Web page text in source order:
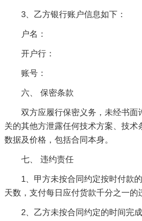
3、乙方银行账户信息如下：
户名：
开户行：
账号：
六、 保密条款
双方应履行保密义务，未经书面
关的其他方泄露任何技术方案、技术
数据及价格，包括合同本身。
七、 违约责任
1、甲方未按合同约定按时付款
天数，支付每日应付货款千分之一的
2、乙方未按合同约定的时间完